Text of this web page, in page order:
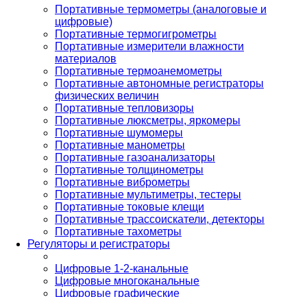
Портативные термометры (аналоговые и
цифровые)
Портативные термогигрометры
Портативные измерители влажности
материалов
Портативные термоанемометры
Портативные автономные регистраторы
физических величин
Портативные тепловизоры
Портативные люксметры, яркомеры
Портативные шумомеры
Портативные манометры
Портативные газоанализаторы
Портативные толщинометры
Портативные виброметры
Портативные мультиметры, тестеры
Портативные токовые клещи
Портативные трассоискатели, детекторы
Портативные тахометры
Регуляторы и регистраторы
Цифровые 1-2-канальные
Цифровые многоканальные
Цифровые графические